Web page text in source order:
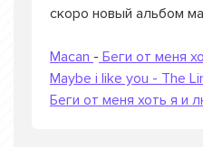
скоро новый альбом
Macan - Беги от меня
Maybe i like you - The
Беги от меня хоть я